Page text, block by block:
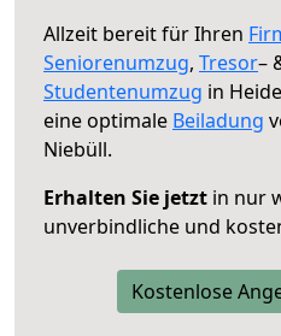
Allzeit bereit für Ihren
Seniorenumzug, Tresor–
Studentenumzug in
eine optimale Beiladung
Niebüll.
Erhalten Sie jetzt in nur
unverbindliche und
Kostenlose